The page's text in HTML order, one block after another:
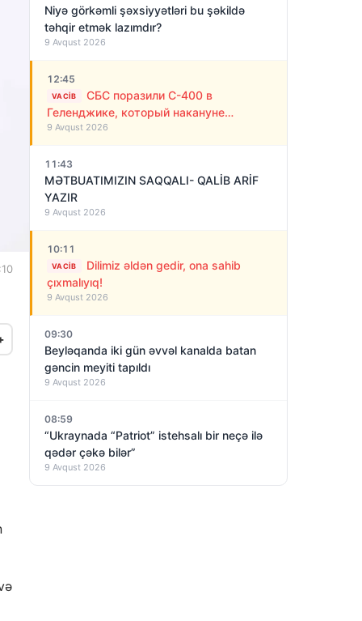
Niyə görkəmli şəxsiyyətləri bu şəkildə
təhqir etmək lazımdır?
9 Avqust 2026
12:45
VACIB
СБС поразили С-400 в
Геленджике, который накануне
обстреливал Украину ракетами
9 Avqust 2026
11:43
MƏTBUATIMIZIN SAQQALI- QALİB ARİF
YAZIR
9 Avqust 2026
10:11
VACIB
Dilimiz əldən gedir, ona sahib
çıxmalıyıq!
9 Avqust 2026
09:30
Beyləqanda iki gün əvvəl kanalda batan
gəncin meyiti tapıldı
9 Avqust 2026
08:59
“Ukraynada “Patriot” istehsalı bir neçə ilə
qədər çəkə bilər”
9 Avqust 2026